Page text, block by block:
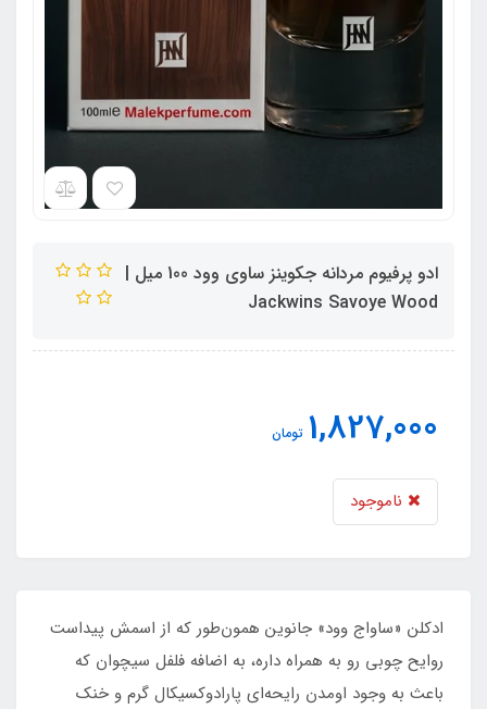
ادو پرفیوم مردانه جکوینز ساوی وود 100 میل |
Jackwins Savoye Wood
1,827,000 تومان
ناموجود
ادکلن «ساواج وود» جانوین همون‌طور که از اسمش پیداست
روایح چوبی رو به همراه داره، به اضافه فلفل سیچوان که
باعث به وجود اومدن رایحه‌ای پارادوکسیکال گرم و خنک